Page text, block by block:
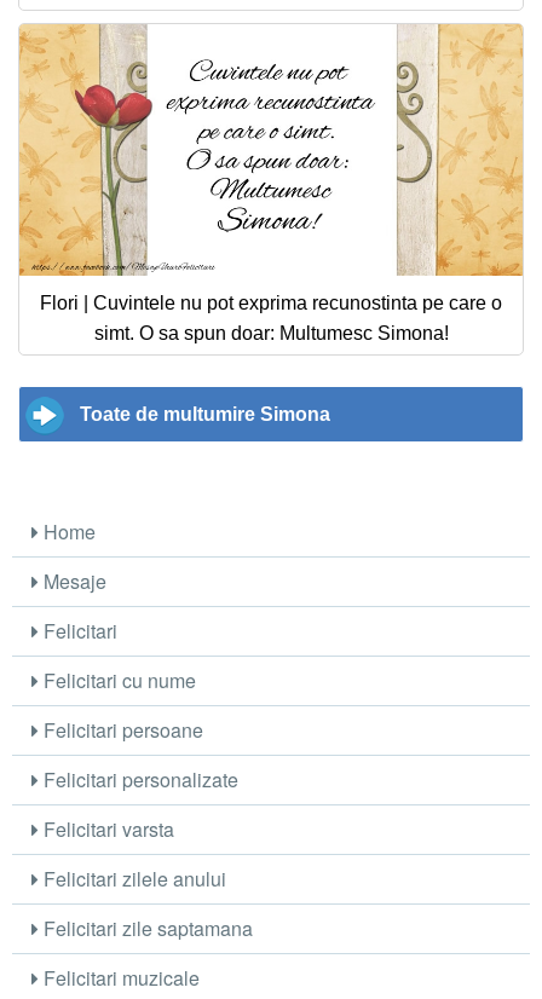
Flori | Cuvintele nu pot exprima recunostinta pe care o
simt. O sa spun doar: Multumesc Simona!
Toate de multumire Simona
Home
Mesaje
Felicitari
Felicitari cu nume
Felicitari persoane
Felicitari personalizate
Felicitari varsta
Felicitari zilele anului
Felicitari zile saptamana
Felicitari muzicale